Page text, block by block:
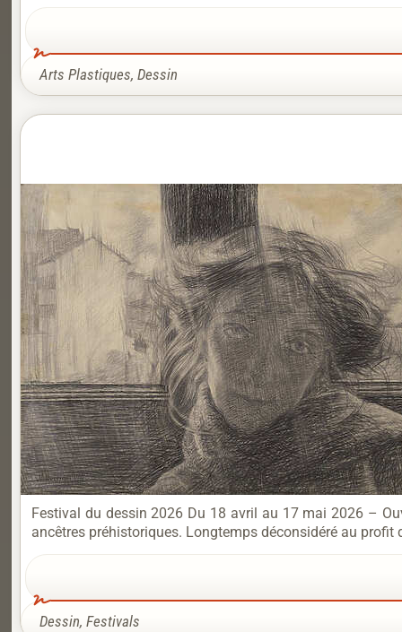
Arts Plastiques, Dessin
Festival du dessin 2026 Du 18 avril au 17 mai 2026 –
ancêtres préhistoriques. Longtemps déconsidéré au profit
Dessin, Festivals